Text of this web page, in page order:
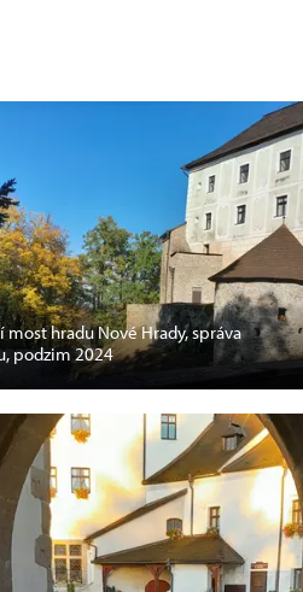
most hradu Nové Hrady, správa
podzim 2024